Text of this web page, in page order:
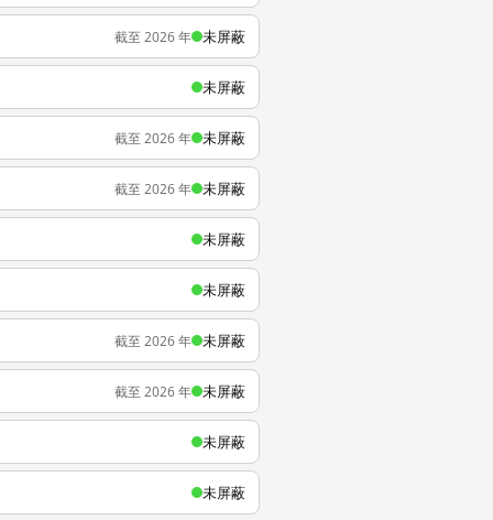
截至 2026 年 未屏蔽
未屏蔽
截至 2026 年 未屏蔽
截至 2026 年 未屏蔽
未屏蔽
未屏蔽
截至 2026 年 未屏蔽
截至 2026 年 未屏蔽
未屏蔽
未屏蔽